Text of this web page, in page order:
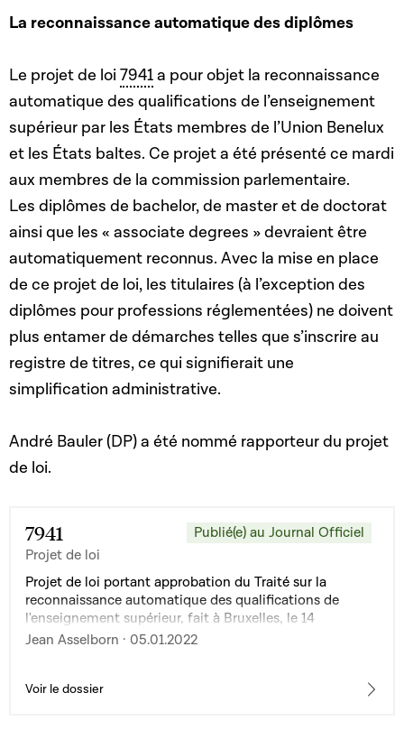
La reconnaissance automatique des diplômes
Le projet de loi7941a pour objet la reconnaissance
automatique des qualifications de l’enseignement
supérieur par les États membres de l’Union Benelux
et les États baltes. Ce projet a été présenté ce mardi
aux membres de la commission parlementaire.
Les diplômes de bachelor, de master et de doctorat
ainsi que les « associate degrees » devraient être
automatiquement reconnus. Avec la mise en place
de ce projet de loi, les titulaires (à l’exception des
diplômes pour professions réglementées) ne doivent
plus entamer de démarches telles que s’inscrire au
registre de titres, ce qui signifierait une
simplification administrative.
André Bauler (DP) a été nommé rapporteur du projet
de loi.
7941
Projet de loi
Publié(e) au Journal Officiel
Projet de loi portant approbation du Traité sur la
reconnaissance automatique des qualifications de
l'enseignement supérieur, fait à Bruxelles, le 14
septembre 2021
Jean Asselborn · 05.01.2022
Voir le dossier